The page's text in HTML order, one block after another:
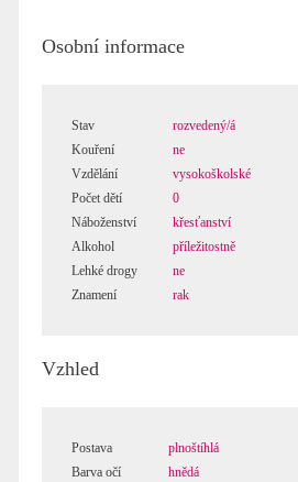
Osobní informace
Stav
rozvedený/á
Kouření
ne
Vzdělání
vysokoškolské
Počet dětí
0
Náboženství
křesťanství
Alkohol
příležitostně
Lehké drogy
ne
Znamení
rak
Vzhled
Postava
plnoštíhlá
Barva očí
hnědá